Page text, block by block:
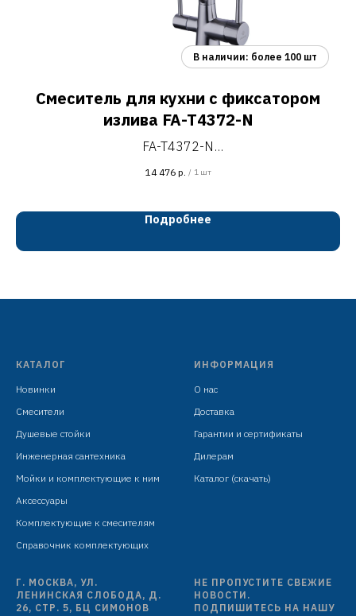
Смеситель для кухни с фиксатором
излива FA-T4372-N
FA-T4372-N
аэратор для чистой воды Neoperl
силиконовый гибкий излив
14 476 р. / 1 шт
Подробнее
КАТАЛОГ
Новинки
Смесители
Душевые стойки
Инженерная сантехника
Мойки и комплектующие к ним
Аксессуары
Комплектующие к смесителям
Справочник комплектующих
ИНФОРМАЦИЯ
О нас
Доставка
Гарантии и сертификаты
Дилерам
Каталог (скачать)
Г. МОСКВА, УЛ.
ЛЕНИНСКАЯ СЛОБОДА, Д.
26, СТР. 5, БЦ СИМОНОВ
НЕ ПРОПУСТИТЕ СВЕЖИЕ
НОВОСТИ.
ПОДПИШИТЕСЬ НА НАШУ